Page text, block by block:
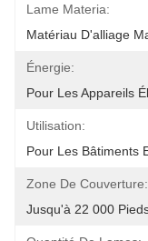
Lame Materia:
Matériau D'alliage
Énergie:
Pour Les Appareils
Utilisation:
Pour Les Bâtiments
Zone De Couverture:
Jusqu'à 22 000